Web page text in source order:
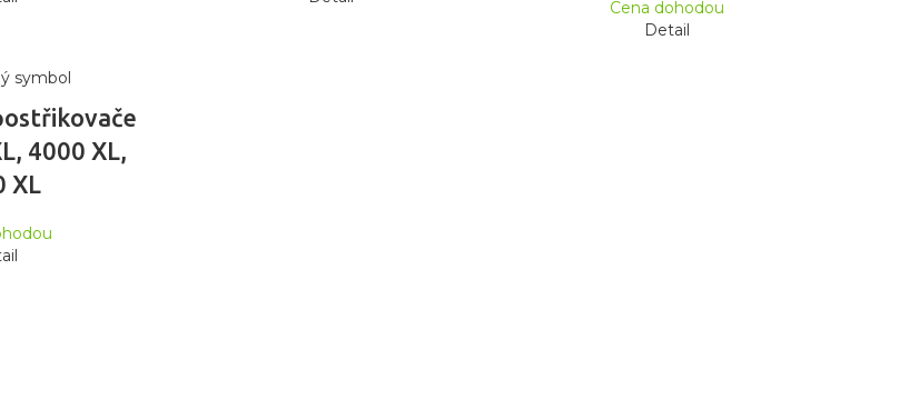
Cena dohodou
Detail
4000 XL,
XL